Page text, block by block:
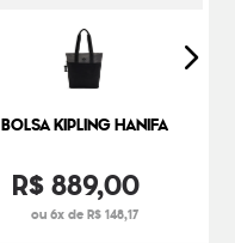
BOLSA KIPLING HANIFA
R$889,00
ou 6x de R$ 148,17